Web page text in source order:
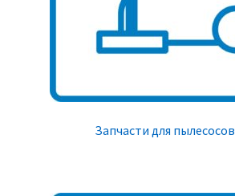
Запчасти для пылесосов